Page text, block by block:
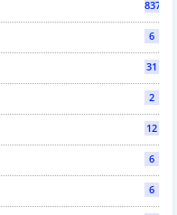
837
6
31
2
12
6
6